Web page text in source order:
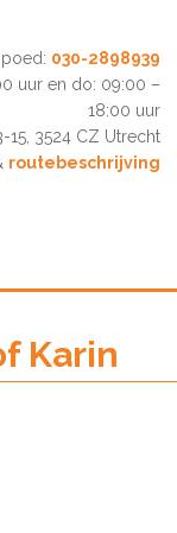
030-2898939
uur en do: 09:00 –
18:00 uur
15, 3524 CZ Utrecht
routebeschrijving
Karin